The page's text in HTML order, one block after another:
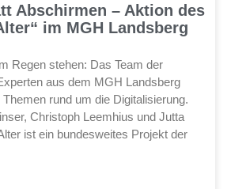
Abschirmen – Aktion des
im MGH Landsberg
Regen stehen: Das Team der
aus dem MGH Landsberg
rund um die Digitalisierung.
Christoph Leemhius und Jutta
ist ein bundesweites Projekt der